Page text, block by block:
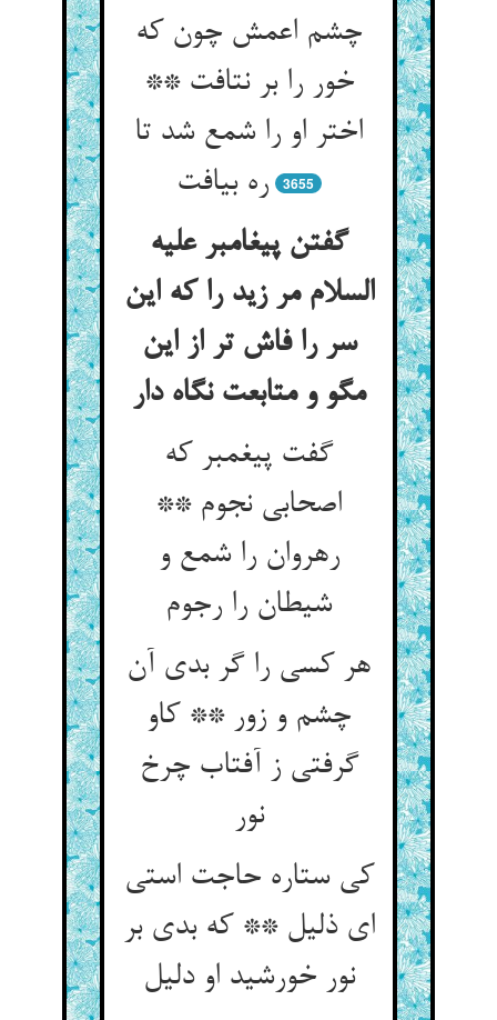
چشم اعمش چون که
خور را بر نتافت **
اختر او را شمع شد تا
ره بیافت‌‌
3655
گفتن پیغامبر علیه
السلام مر زید را که این
سر را فاش تر از این
مگو و متابعت نگاه دار
گفت پیغمبر که
اصحابی نجوم **
رهروان را شمع و
هر کسی را گر بدی آن
چشم و زور ** کاو
گرفتی ز آفتاب چرخ
نور
کی ستاره حاجت استی
ای ذلیل ** که بدی بر
نور خورشید او دلیل‌‌